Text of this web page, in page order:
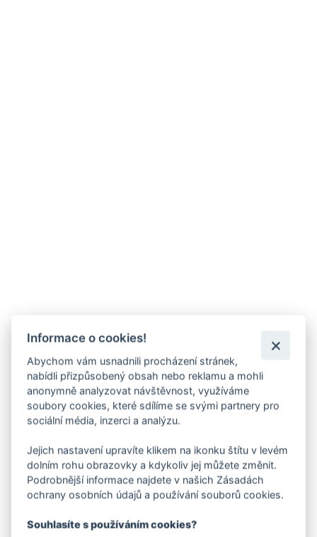
Informace o cookies!
Abychom vám usnadnili procházení stránek,
nabídli přizpůsobený obsah nebo reklamu a mohli
anonymně analyzovat návštěvnost, využíváme
soubory cookies, které sdílíme se svými partnery pro
sociální média, inzerci a analýzu.
Jejich nastavení upravíte klikem na ikonku štítu v levém
dolním rohu obrazovky a kdykoliv jej můžete změnit.
Podrobnější informace najdete v našich Zásadách
ochrany osobních údajů a používání souborů cookies.
Souhlasíte s používáním cookies?